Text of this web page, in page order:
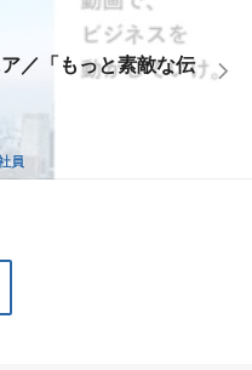
／「もっと素敵な伝
員